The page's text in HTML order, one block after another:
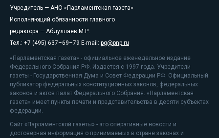
Учредитель — АНО «Парламентская газета»
Исполняющий обязанности главного
редактора — Абдуллаев М.Р.
Тел.: +7 (495) 637–69–79 E-mail: pg@pnp.ru
«Парламентская газета» - официальное еженедельное издание
Федерального Собрания РФ. Издается с 1997 года. Учредители
газеты - Государственная Дума и Совет Федерации РФ. Официальный
публикатор федеральных конституционных законов, федеральных
законов и актов палат Федерального Собрания. «Парламентская
газета» имеет пункты печати и представительства в десяти субъектах
федерации.
Сайт «Парламентской газеты» - это оперативные новости и
достоверная информация о принимаемых в стране законах и